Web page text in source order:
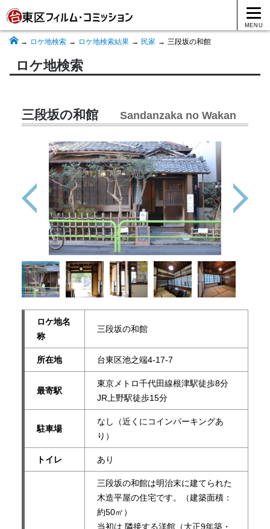
MENU
ロケ地検索 ロケ地検索結果 民家 三段坂の和館
ロケ地検索
三段坂の和館 Sandanzaka no Wakan
ロケ地名
称
三段坂の和館
所在地 台東区池之端4-17-7
最寄駅
東京メトロ千代田線根津駅徒歩8分
JR上野駅徒歩15分
駐車場
なし（近くにコインパーキングあ
り）
トイレ あり
三段坂の和館は明治末に建てられた
木造平屋の住宅です。（建築面積：
約50㎡）
当初は 隣接する洋館（大正9年築・